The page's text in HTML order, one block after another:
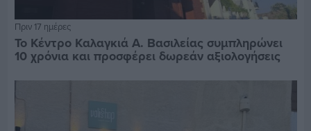
Πριν 17 ημέρες
Το Κέντρο Καλαγκιά Α. Βασιλείας συμπληρώνει
10 χρόνια και προσφέρει δωρεάν αξιολογήσεις